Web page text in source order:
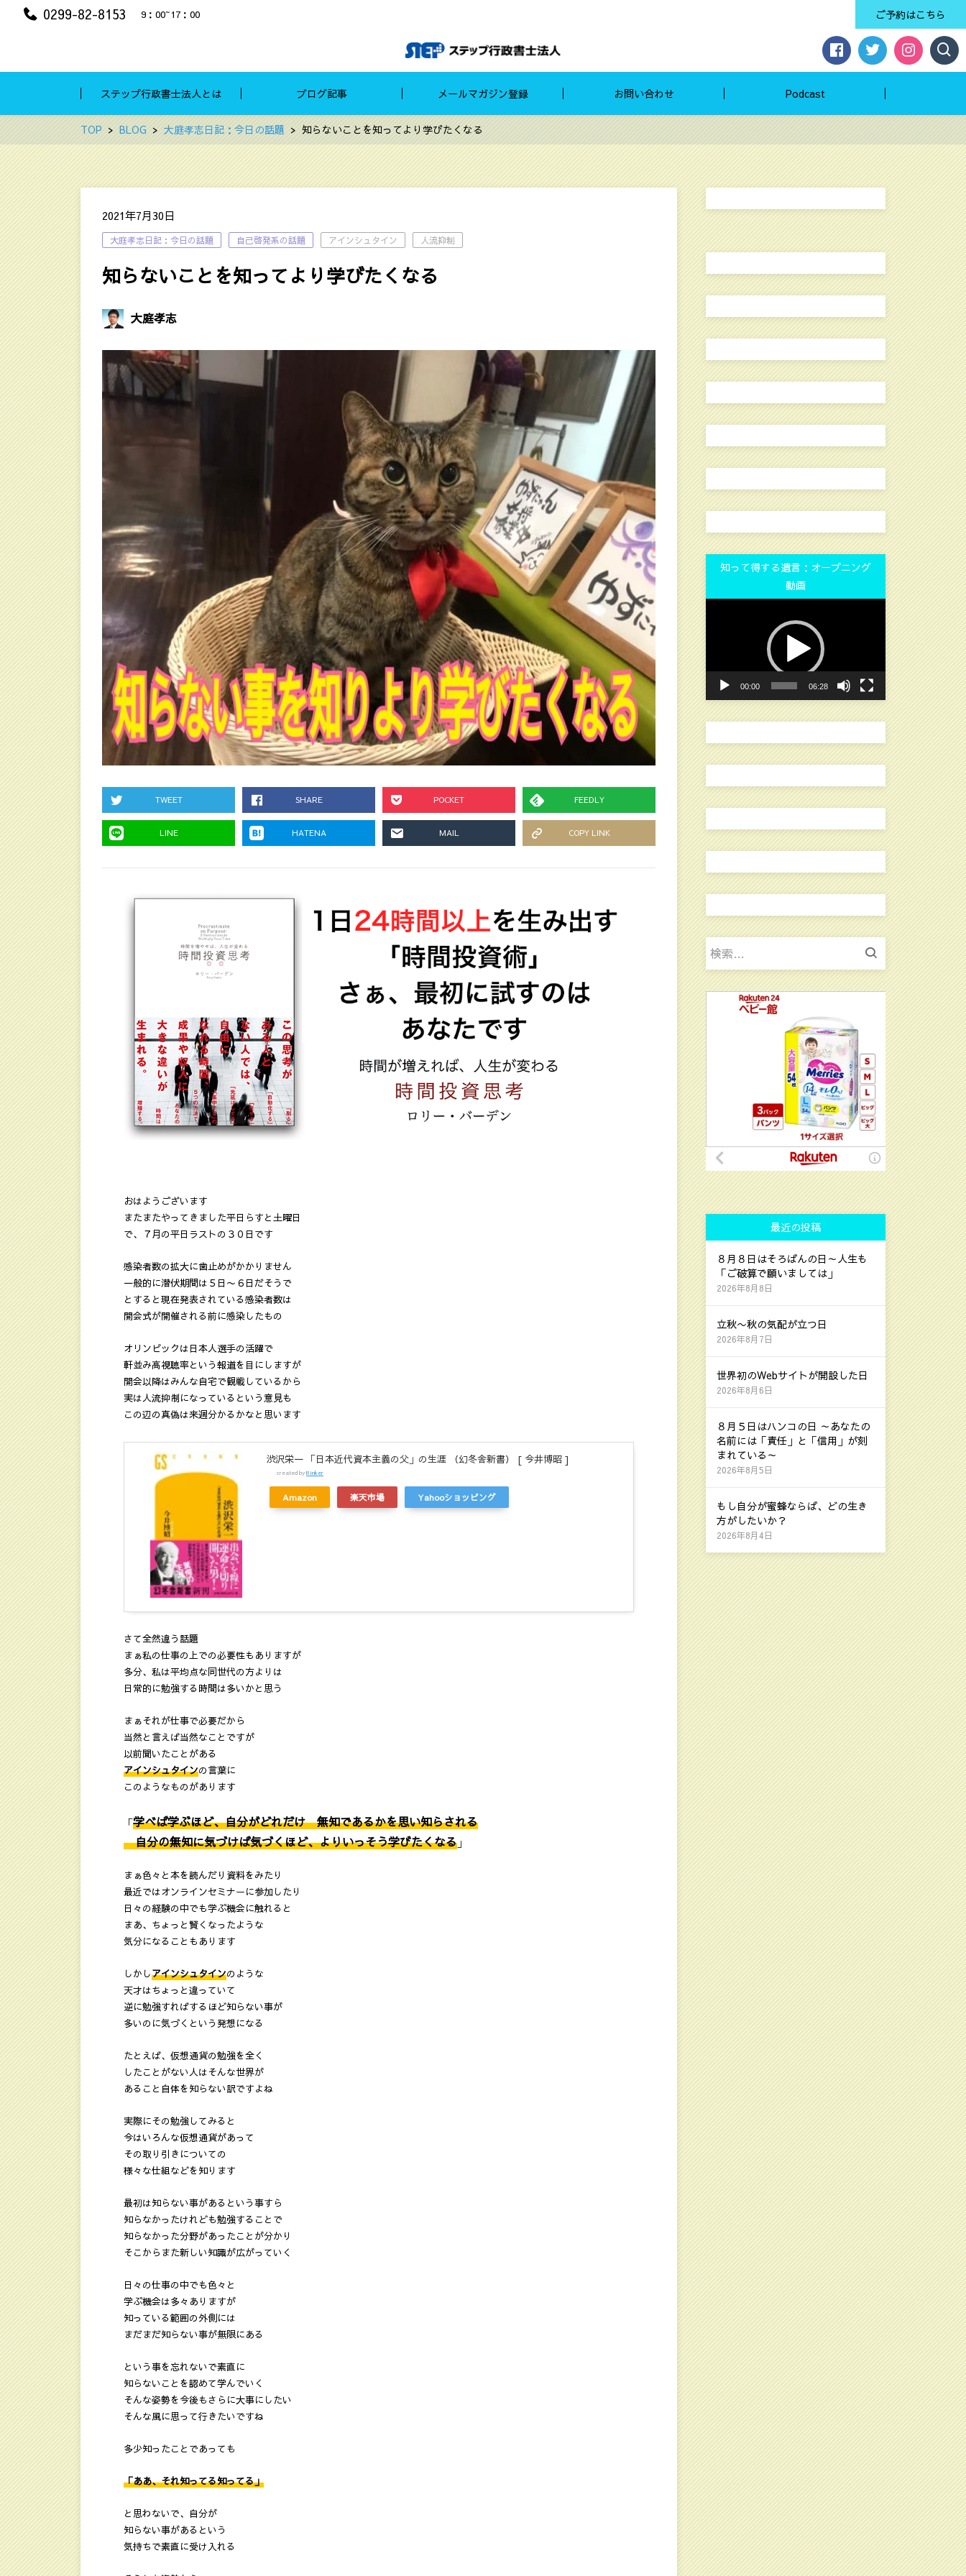
0299-82-8153 9：00~17：00 ご予約はこちら
ステップ行政書士法人とは ブログ記事 メールマガジン登録 お問い合わせ Podcast
TOP BLOG 大庭孝志日記：今日の話題 知らないことを知ってより学びたくなる
2021年7月30日
大庭孝志日記：今日の話題 自己啓発系の話題 アインシュタイン 人流抑制
知らないことを知ってより学びたくなる
大庭孝志
TWEET SHARE POCKET FEEDLY
LINE HATENA MAIL COPY LINK
おはようございます
またまたやってきました平日らすと土曜日
で、７月の平日ラストの３０日です
感染者数の拡大に歯止めがかかりません
一般的に潜伏期間は５日〜６日だそうで
とすると現在発表されている感染者数は
開会式が開催される前に感染したもの
オリンピックは日本人選手の活躍で
軒並み高視聴率という報道を目にしますが
開会以降はみんな自宅で観戦しているから
実は人流抑制になっているという意見も
この辺の真偽は来週分かるかなと思います
渋沢栄一 「日本近代資本主義の父」の生涯 （幻冬舎新書） [ 今井博昭 ]
created byRinker
Amazon 楽天市場 Yahooショッピング
さて全然違う話題
まぁ私の仕事の上での必要性もありますが
多分、私は平均点な同世代の方よりは
日常的に勉強する時間は多いかと思う
まぁそれが仕事で必要だから
当然と言えば当然なことですが
以前聞いたことがある
アインシュタインの言葉に
このようなものがあります
「学べば学ぶほど、自分がどれだけ 無知であるかを思い知らされる
自分の無知に気づけば気づくほど、よりいっそう学びたくなる 」
まぁ色々と本を読んだり資料をみたり
最近ではオンラインセミナーに参加したり
日々の経験の中でも学ぶ機会に触れると
まあ、ちょっと賢くなったような
気分になることもあります
しかしアインシュタインのような
天才はちょっと違っていて
逆に勉強すればするほど知らない事が
多いのに気づくという発想になる
たとえば、仮想通貨の勉強を全く
したことがない人はそんな世界が
あること自体を知らない訳ですよね
実際にその勉強してみると
今はいろんな仮想通貨があって
その取り引きについての
様々な仕組などを知ります
最初は知らない事があるという事すら
知らなかったけれども勉強することで
知らなかった分野があったことが分かり
そこからまた新しい知識が広がっていく
日々の仕事の中でも色々と
学ぶ機会は多々ありますが
知っている範囲の外側には
まだまだ知らない事が無限にある
という事を忘れないで素直に
知らないことを認めて学んでいく
そんな姿勢を今後もさらに大事にしたい
そんな風に思って行きたいですね
多少知ったことであっても
「ああ、それ知ってる知ってる」
と思わないで、自分が
知らない事があるという
気持ちで素直に受け入れる
知って得する遺言：オープニング
動画
動
画
プ
レ
ー
ヤ
ー
00:00 06:28
検
索:
最近の投稿
８月８日はそろばんの日～人生も
「ご破算で願いましては」
2026年8月8日
立秋〜秋の気配が立つ日
2026年8月7日
世界初のWebサイトが開設した日
2026年8月6日
８月５日はハンコの日 ～あなたの
名前には「責任」と「信用」が刻
まれている～
2026年8月5日
もし自分が蜜蜂ならば、どの生き
方がしたいか？
2026年8月4日